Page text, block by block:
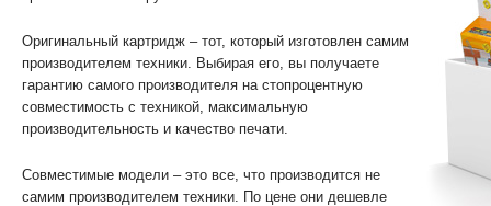
Оригинальный картридж – тот, который изготовлен самим
производителем техники. Выбирая его, вы получаете
гарантию самого производителя на стопроцентную
совместимость с техникой, максимальную
производительность и качество печати.
Совместимые модели – это все, что производится не
самим производителем техники. По цене они дешевле